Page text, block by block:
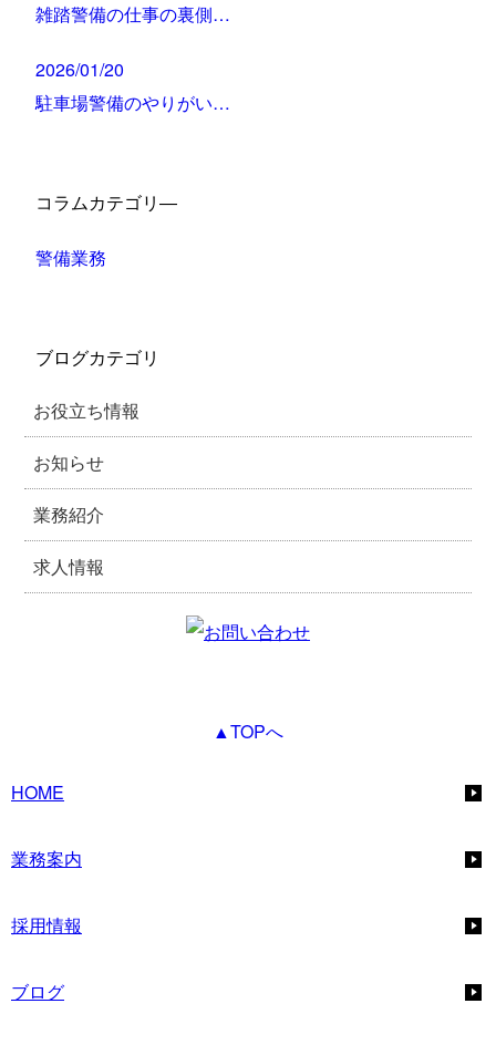
雑踏警備の仕事の裏側…
2026/01/20
駐車場警備のやりがい…
コラムカテゴリ―
警備業務
ブログカテゴリ
お役立ち情報
お知らせ
業務紹介
求人情報
▲TOPへ
HOME
業務案内
採用情報
ブログ